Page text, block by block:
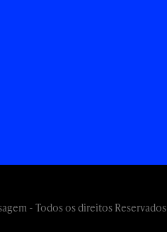
- Todos os direitos Reservados